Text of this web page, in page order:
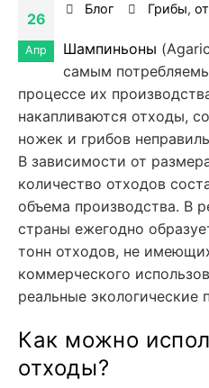
26
Апр
Блог Грибы,
Шампиньоны
самым
процессе их
накапливаются отходы,
ножек и грибов
В зависимости от
количество отходов
объема производства. В
страны ежегодно
тонн отходов, не
коммерческого
реальные экологические
Как можно
отходы?